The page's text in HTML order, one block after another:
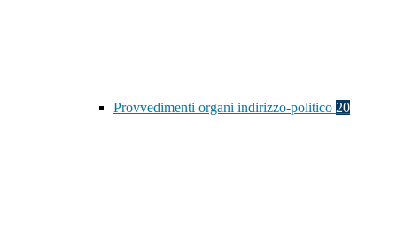
Provvedimenti organi indirizzo-politico 20